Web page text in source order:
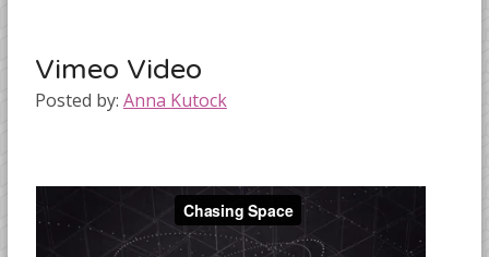
Vimeo Video
Posted by: Anna Kutock